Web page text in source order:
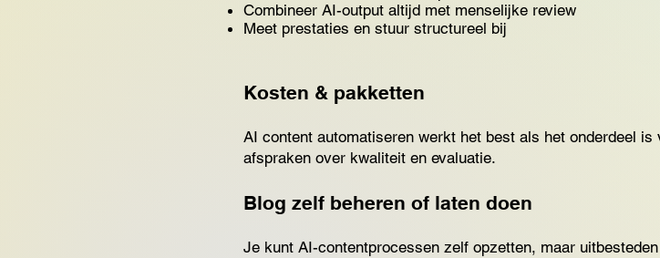
Combineer AI-output altijd met menselijke review
Meet prestaties en stuur structureel bij
Kosten & pakketten
AI content automatiseren werkt het best als het onderdeel
afspraken over kwaliteit en evaluatie.
Blog zelf beheren of laten doen
Je kunt AI-contentprocessen zelf opzetten, maar